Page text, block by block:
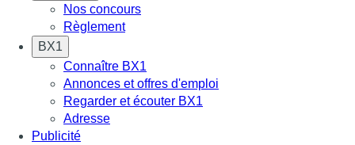
Nos concours
Règlement
BX1
Connaître BX1
Annonces et offres d'emploi
Regarder et écouter BX1
Adresse
Publicité